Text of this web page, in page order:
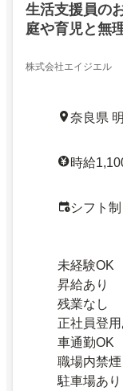
生活支援員の
庭や育児と無
株式会社エイジエル
奈良県
時給
シフト
未経験OK
昇給あり
残業なし
正社員登用
車通勤OK
職場内禁煙
駐車場あり